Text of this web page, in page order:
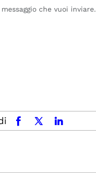
che vuoi inviare.
facebookx.comlinkedin